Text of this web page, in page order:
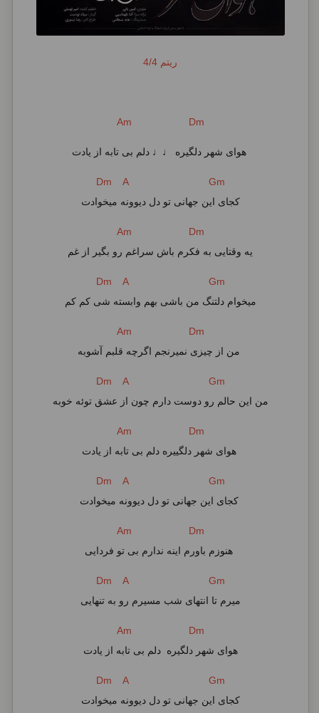
ریتم 4/4
Am Dm
هوای شهر دلگیره ♩♩ دلم بی تابه از یادت
Dm A Gm
کجای این جهانی تو دل دیوونه میخوادت
Am Dm
یه وقتایی به فکرم باش سراغم رو بگیر از غم
Dm A Gm
میخوام دلتنگ من باشی بهم وابسته شی کم کم
Am Dm
Dm A Gm
من این حالم رو دوست دارم چون از عشق توئه خوبه
Am Dm
هوای شهر دلگییره دلم بی تابه از یادت
Dm A Gm
کجای این جهانی تو دل دیوونه میخوادت
Am Dm
Dm A Gm
میرم تا انتهای شب مسیرم رو به تنهایی
Am Dm
هوای شهر دلگیره دلم بی تابه از یادت
Dm A Gm
کجای این جهانی تو دل دیوونه میخوادت